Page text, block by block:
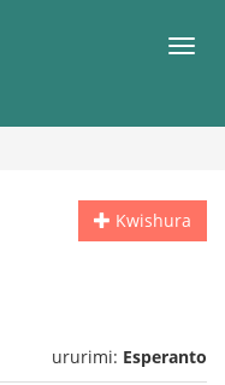
Kwishura
ururimi: Esperanto